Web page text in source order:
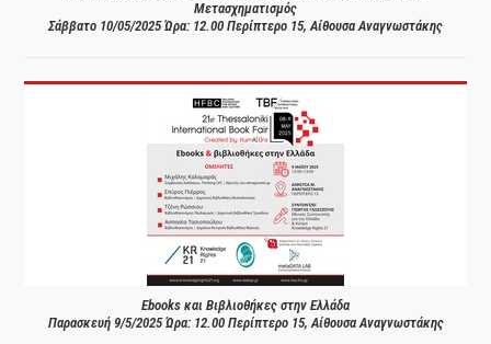
Μετασχηματισμός
Σάββατο 10/05/2025 Ώρα: 12.00 Περίπτερο 15, Αίθουσα Αναγνωστάκης
Ebooks και Βιβλιοθήκες στην Ελλάδα
Παρασκευή 9/5/2025 Ώρα: 12.00 Περίπτερο 15, Αίθουσα Αναγνωστάκης